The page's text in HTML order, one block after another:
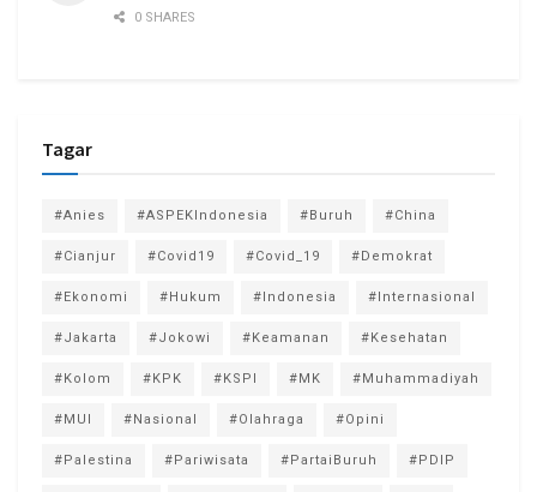
0 SHARES
Tagar
#Anies #ASPEKIndonesia #Buruh #China
#Cianjur #Covid19 #Covid_19 #Demokrat
#Ekonomi #Hukum #Indonesia #Internasional
#Jakarta #Jokowi #Keamanan #Kesehatan
#Kolom #KPK #KSPI #MK #Muhammadiyah
#MUI #Nasional #Olahraga #Opini
#Palestina #Pariwisata #PartaiBuruh #PDIP